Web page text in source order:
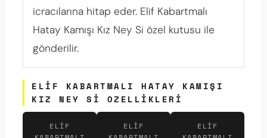
icracılarına hitap eder. Elif Kabartmalı
Hatay Kamışı Kız Ney Si özel kutusu ile
gönderilir.
ELIF KABARTMALI HATAY KAMIŞI
KIZ NEY SI OZELLIKLERI
ELIF
ELIF
ELIF